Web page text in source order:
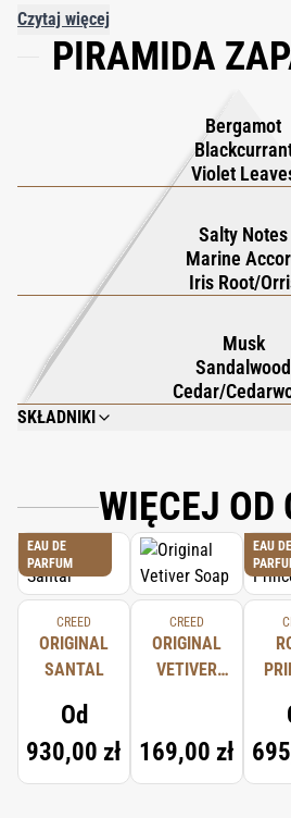
do użycia przed wyjściem do pracy, po
oferuje wyrafinowane oczyszczanie o
nieodłącznym towarzyszem
Czytaj więcej
PIRAMIDA
Bergamot
Violet
Salty Notes
Marine
Iris Root/
Musk
Sandalwood
Cedar/
SKŁADNIKI
THIOSULFATE, LIMONENE, TETRASODIUM
IONONE, LINALOOL, TETRASODIUM
COUMARIN, CITRONELLOL.
WIĘCEJ OD
EAU DE
PARFUM
CREED
ORIGINAL
SANTAL
Od
930,00 zł
CREED
ORIGINAL
VETIVER
169,00 zł
EAU DE